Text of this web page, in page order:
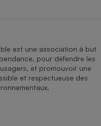
est une association à but
pour défendre les
et promouvoir une
et respectueuse des